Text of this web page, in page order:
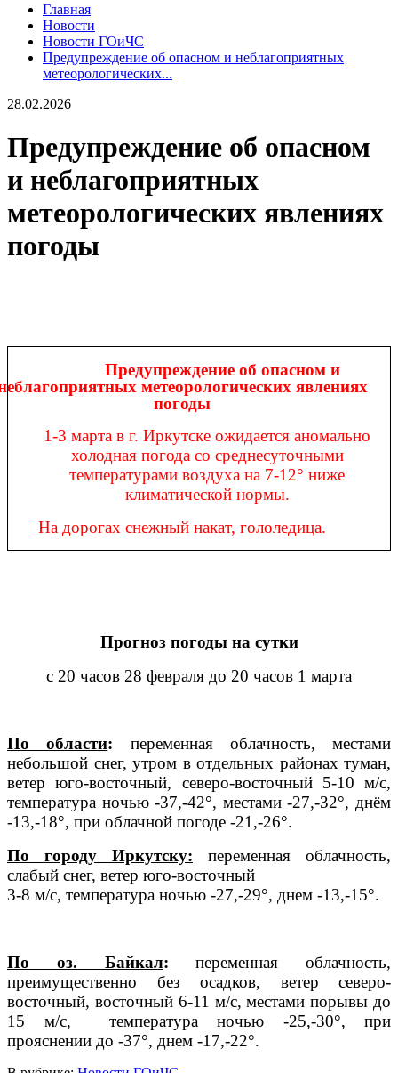
Главная
Новости
Новости ГОиЧС
Предупреждение об опасном и неблагоприятных
метеорологических...
28.02.2026
Предупреждение об опасном
и неблагоприятных
метеорологических явлениях
погоды
Предупреждение об опасном и
метеорологических явлениях
погоды
1-3 марта в г. Иркутске ожидается аномально
холодная погода со среднесуточными
температурами воздуха на 7-12° ниже
климатической нормы.
На дорогах снежный накат, гололедица.
Прогноз погоды на сутки
с 20 часов 28 февраля до 20 часов 1 марта
По области: переменная облачность, местами
небольшой снег, утром в отдельных районах туман,
ветер юго-восточный, северо-восточный 5-10 м/с,
температура ночью -37,-42°, местами -27,-32°, днём
-13,-18°, при облачной погоде -21,-26°.
По городу Иркутску: переменная облачность,
слабый снег, ветер юго-восточный
3-8 м/с, температура ночью -27,-29°, днем -13,-15°.
По оз. Байкал:
переменная облачность,
преимущественно без осадков, ветер северо-
восточный, восточный 6-11 м/с, местами порывы до
15 м/с,
температура ночью -25,-30°, при
прояснении до -37°, днем -17,-22°.